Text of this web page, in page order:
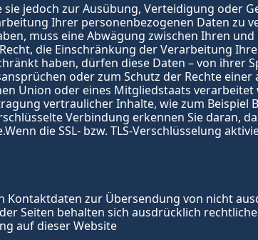
jedoch zur Ausübung, Verteidigung oder
Ihrer personenbezogenen Daten zu
muss eine Abwägung zwischen Ihren
die Einschränkung der Verarbeitung
haben, dürfen diese Daten – von ihrer
oder zum Schutz der Rechte
Union oder eines Mitgliedstaats verarbeitet
vertraulicher Inhalte, wie zum Beispiel
Verbindung erkennen Sie daran,
die SSL- bzw. TLS-Verschlüsselung
zur Übersendung von nicht
Seiten behalten sich ausdrücklich
auf dieser Website